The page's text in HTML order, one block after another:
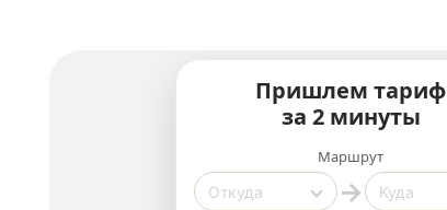
Пришлем тариф
за 2 минуты
Маршрут
→